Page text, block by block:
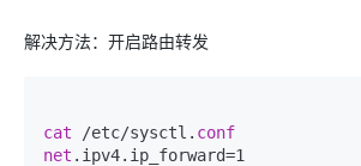
解决方法：开启路由转发
cat /etc/sysctl. conf
net .ipv4.ip_forward=1